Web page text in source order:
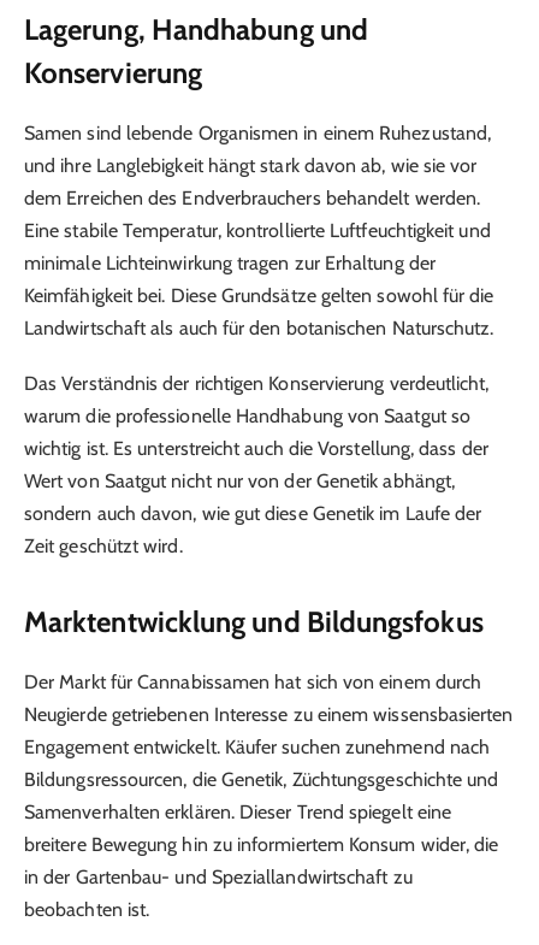
Lagerung, Handhabung und
Konservierung
Samen sind lebende Organismen in einem Ruhezustand,
und ihre Langlebigkeit hängt stark davon ab, wie sie vor
dem Erreichen des Endverbrauchers behandelt werden.
Eine stabile Temperatur, kontrollierte Luftfeuchtigkeit und
minimale Lichteinwirkung tragen zur Erhaltung der
Keimfähigkeit bei. Diese Grundsätze gelten sowohl für die
Landwirtschaft als auch für den botanischen Naturschutz.
Das Verständnis der richtigen Konservierung verdeutlicht,
warum die professionelle Handhabung von Saatgut so
wichtig ist. Es unterstreicht auch die Vorstellung, dass der
Wert von Saatgut nicht nur von der Genetik abhängt,
sondern auch davon, wie gut diese Genetik im Laufe der
Zeit geschützt wird.
Marktentwicklung und Bildungsfokus
Der Markt für Cannabissamen hat sich von einem durch
Neugierde getriebenen Interesse zu einem wissensbasierten
Engagement entwickelt. Käufer suchen zunehmend nach
Bildungsressourcen, die Genetik, Züchtungsgeschichte und
Samenverhalten erklären. Dieser Trend spiegelt eine
breitere Bewegung hin zu informiertem Konsum wider, die
in der Gartenbau- und Speziallandwirtschaft zu
beobachten ist.